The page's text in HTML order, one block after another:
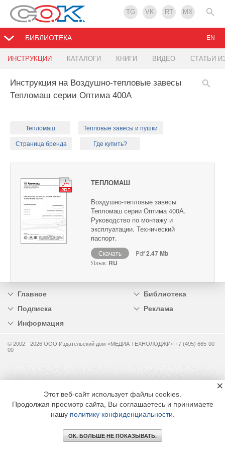
TG VK RT MX
БИБЛИОТЕКА
ИНСТРУКЦИИ КАТАЛОГИ КНИГИ ВИДЕО СТАТЬИ
EN
Инструкция на Воздушно-тепловые завесы
Тепломаш серии Оптима 400А
Тепломаш Тепловые завесы и пушки
Страница бренда Где купить?
ТЕПЛОМАШ
Воздушно-тепловые завесы
Тепломаш серии Оптима 400А.
Руководство по монтажу и
эксплуатации. Технический
паспорт.
Скачать Pdf2.47 Mb
Язык: RU
Главное
Библиотека
Подписка
Реклама
Информация
© 2002 - 2026 OOO Издательский дом «МЕДИА ТЕХНОЛОДЖИ» +7 (495) 665-00-
00
Этот веб-сайт использует файлы cookies.
Продолжая просмотр сайта, Вы соглашаетесь и принимаете
нашу политику конфиденциальности
ОК. БОЛЬШЕ НЕ ПОКАЗЫВАТЬ.
×